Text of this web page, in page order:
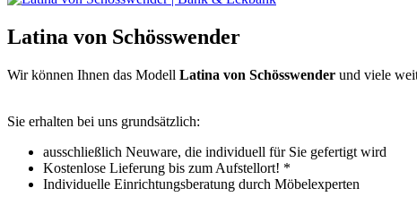
Latina von Schösswender
Wir können Ihnen das Modell Latina von Schösswender und viele
Sie erhalten bei uns grundsätzlich:
ausschließlich Neuware, die individuell für Sie gefertigt wird
Kostenlose Lieferung bis zum Aufstellort! *
Individuelle Einrichtungsberatung durch Möbelexperten